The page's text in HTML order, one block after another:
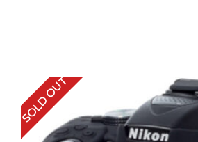
SOLD OUT